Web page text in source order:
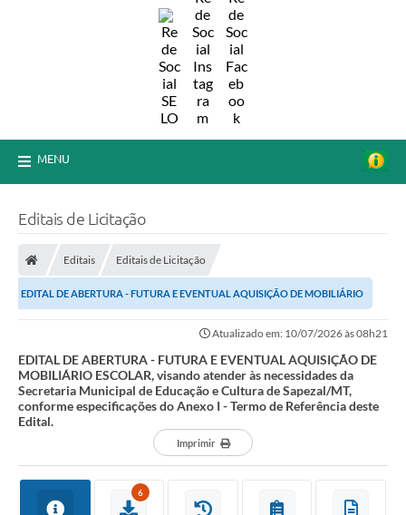
MENU
Editais de Licitação
Editais Editais de Licitação
EDITAL DE ABERTURA - FUTURA E EVENTUAL AQUISIÇÃO DE MOBILIÁRIO
Atualizado em: 10/07/2026 às 08h21
EDITAL DE ABERTURA - FUTURA E EVENTUAL AQUISIÇÃO DE
MOBILIÁRIO ESCOLAR, visando atender às necessidades da
Secretaria Municipal de Educação e Cultura de Sapezal/MT,
conforme especificações do Anexo I - Termo de Referência deste
Edital.
Imprimir
6